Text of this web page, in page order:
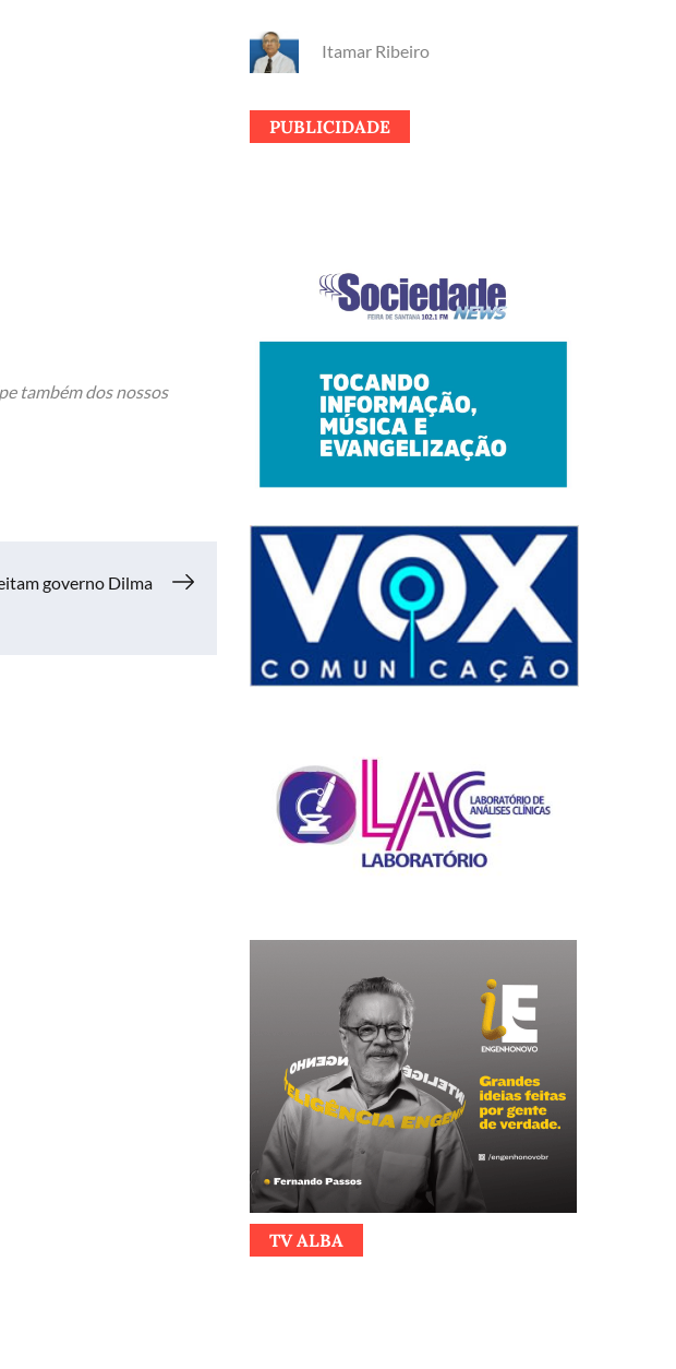
também dos nossos
governo Dilma
Itamar Ribeiro
PUBLICIDADE
TV ALBA